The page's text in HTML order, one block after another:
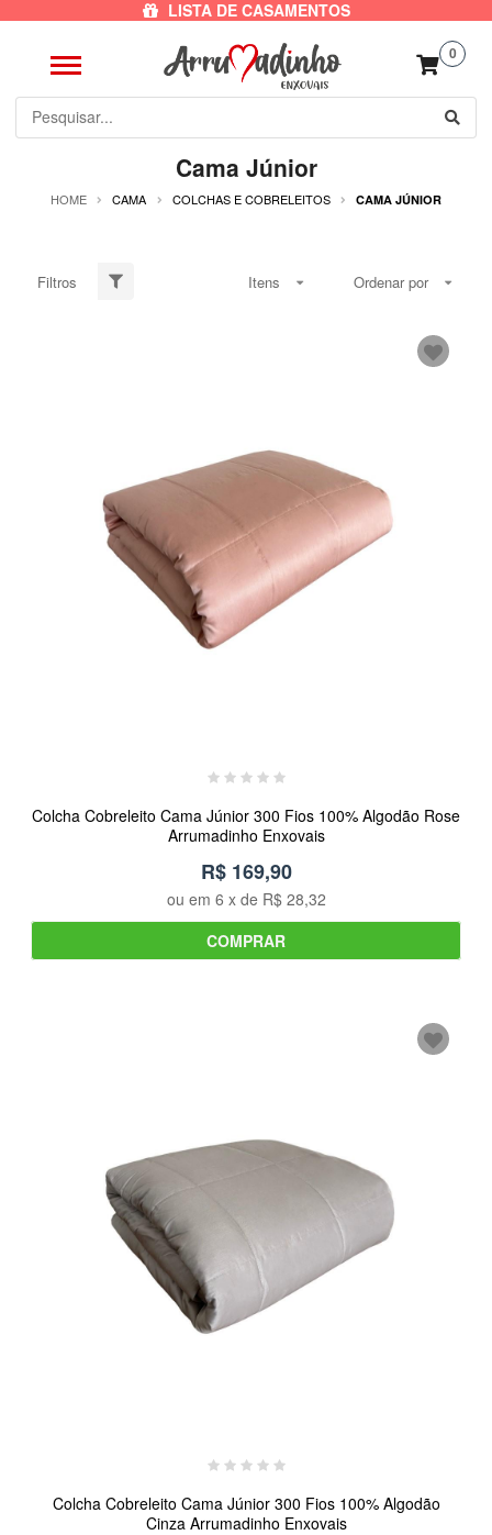
LISTA DE CASAMENTOS
0
Cama Júnior
HOME CAMA COLCHAS E COBRELEITOS CAMA JÚNIOR
Filtros Itens Ordenar por
Colcha Cobreleito Cama Júnior 300 Fios 100% Algodão Rose
Arrumadinho Enxovais
R$ 169,90
ou em 6 x de R$ 28,32
COMPRAR
Colcha Cobreleito Cama Júnior 300 Fios 100% Algodão
Cinza Arrumadinho Enxovais